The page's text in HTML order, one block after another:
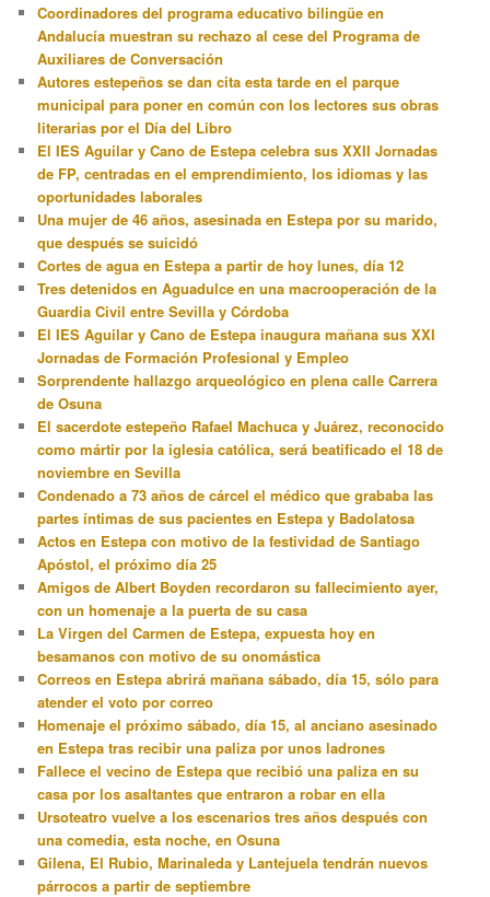
Coordinadores del programa educativo bilingüe en
Andalucía muestran su rechazo al cese del Programa de
Auxiliares de Conversación
Autores estepeños se dan cita esta tarde en el parque
municipal para poner en común con los lectores sus obras
literarias por el Día del Libro
El IES Aguilar y Cano de Estepa celebra sus XXII Jornadas
de FP, centradas en el emprendimiento, los idiomas y las
oportunidades laborales
Una mujer de 46 años, asesinada en Estepa por su marido,
que después se suicidó
Cortes de agua en Estepa a partir de hoy lunes, día 12
Tres detenidos en Aguadulce en una macrooperación de la
Guardia Civil entre Sevilla y Córdoba
El IES Aguilar y Cano de Estepa inaugura mañana sus XXI
Jornadas de Formación Profesional y Empleo
Sorprendente hallazgo arqueológico en plena calle Carrera
de Osuna
El sacerdote estepeño Rafael Machuca y Juárez, reconocido
como mártir por la iglesia católica, será beatificado el 18 de
noviembre en Sevilla
Condenado a 73 años de cárcel el médico que grababa las
partes íntimas de sus pacientes en Estepa y Badolatosa
Actos en Estepa con motivo de la festividad de Santiago
Apóstol, el próximo día 25
Amigos de Albert Boyden recordaron su fallecimiento ayer,
con un homenaje a la puerta de su casa
La Virgen del Carmen de Estepa, expuesta hoy en
besamanos con motivo de su onomástica
Correos en Estepa abrirá mañana sábado, día 15, sólo para
atender el voto por correo
Homenaje el próximo sábado, día 15, al anciano asesinado
en Estepa tras recibir una paliza por unos ladrones
Fallece el vecino de Estepa que recibió una paliza en su
casa por los asaltantes que entraron a robar en ella
Ursoteatro vuelve a los escenarios tres años después con
una comedia, esta noche, en Osuna
Gilena, El Rubio, Marinaleda y Lantejuela tendrán nuevos
párrocos a partir de septiembre